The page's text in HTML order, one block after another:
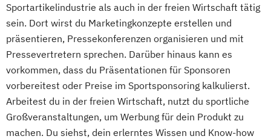
Sportartikelindustrie als auch in der freien Wirtschaft tätig
sein. Dort wirst du Marketingkonzepte erstellen und
präsentieren, Pressekonferenzen organisieren und mit
Pressevertretern sprechen. Darüber hinaus kann es
vorkommen, dass du Präsentationen für Sponsoren
vorbereitest oder Preise im Sportsponsoring kalkulierst.
Arbeitest du in der freien Wirtschaft, nutzt du sportliche
Großveranstaltungen, um Werbung für dein Produkt zu
machen. Du siehst, dein erlerntes Wissen und Know-how